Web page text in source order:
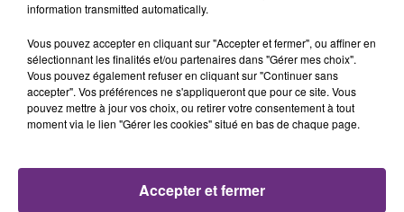
M POKORA
Les Planetes
BENSON BOONE
The Time Of My Life
21h23
21h23 21h20
21h20
information transmitted automatically.
Vous pouvez accepter en cliquant sur "Accepter et fermer", ou affiner en
sélectionnant les finalités et/ou partenaires dans "Gérer mes choix".
Vous pouvez également refuser en cliquant sur "Continuer sans
accepter". Vos préférences ne s'appliqueront que pour ce site. Vous
pouvez mettre à jour vos choix, ou retirer votre consentement à tout
moment via le lien "Gérer les cookies" situé en bas de chaque page.
Accepter et fermer